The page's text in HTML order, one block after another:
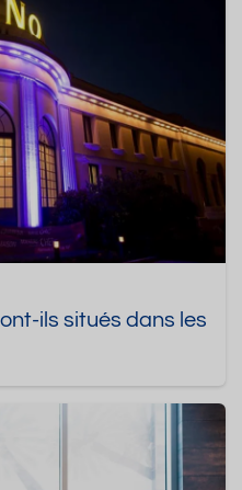
ils situés dans les